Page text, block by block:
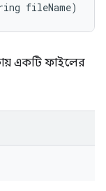
fileName)
একটি ফাইলের